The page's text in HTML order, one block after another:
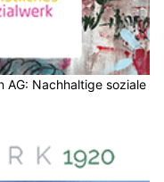
AG: Nachhaltige soziale